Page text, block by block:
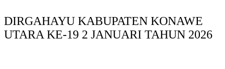
DIRGAHAYU KABUPATEN KONAWE
UTARA KE-19 2 JANUARI TAHUN 2026